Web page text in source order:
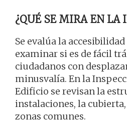
¿QUÉ SE MIRA EN LA
Se evalúa la
examinar si es de fácil
ciudadanos con
minusvalía. En la
Edificio se revisan la
instalaciones, la
zonas comunes.